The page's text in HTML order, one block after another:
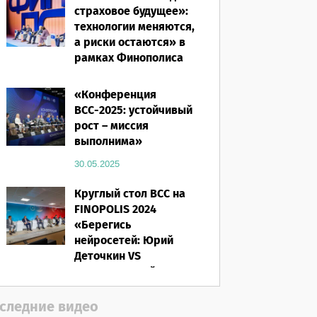
страховое будущее»:
технологии меняются,
а риски остаются» в
рамках Финополиса
16.03.2026
«Конференция
ВСС-2025: устойчивый
рост – миссия
выполнима»
30.05.2025
Круглый стол ВСС на
FINOPOLIS 2024
«Берегись
нейросетей: Юрий
Деточкин VS
искусственный
интеллект»
12.11.2024
видео